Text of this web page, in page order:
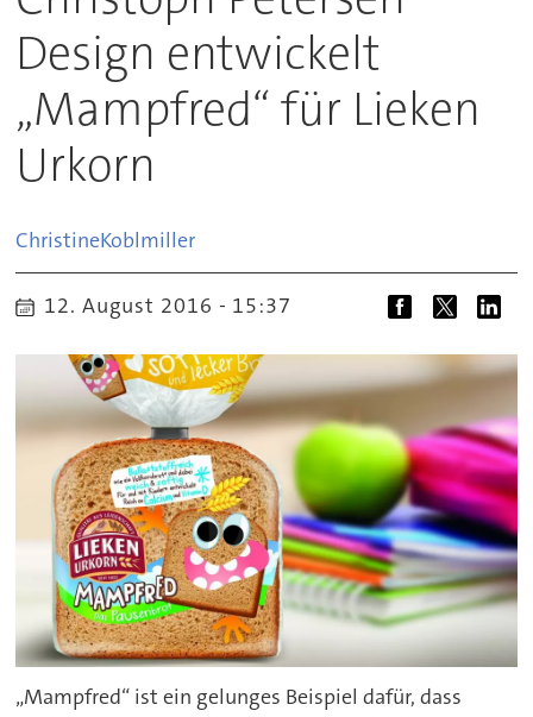
Design entwickelt
„Mampfred“ für Lieken
Urkorn
ChristineKoblmiller
12. August 2016 - 15:37
„Mampfred“ ist ein gelunges Beispiel dafür, dass